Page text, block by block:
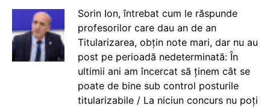
Sorin Ion, întrebat cum le răspunde
profesorilor care dau an de an
Titularizarea, obțin note mari, dar nu au
post pe perioadă nedeterminată: În
ultimii ani am încercat să ținem cât se
poate de bine sub control posturile
titularizabile / La niciun concurs nu poți